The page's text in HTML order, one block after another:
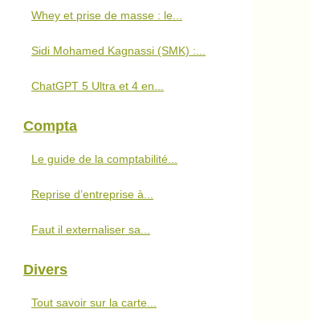
Whey et prise de masse : le...
Sidi Mohamed Kagnassi (SMK) :...
ChatGPT 5 Ultra et 4 en...
Compta
Le guide de la comptabilité...
Reprise d’entreprise à...
Faut il externaliser sa...
Divers
Tout savoir sur la carte...